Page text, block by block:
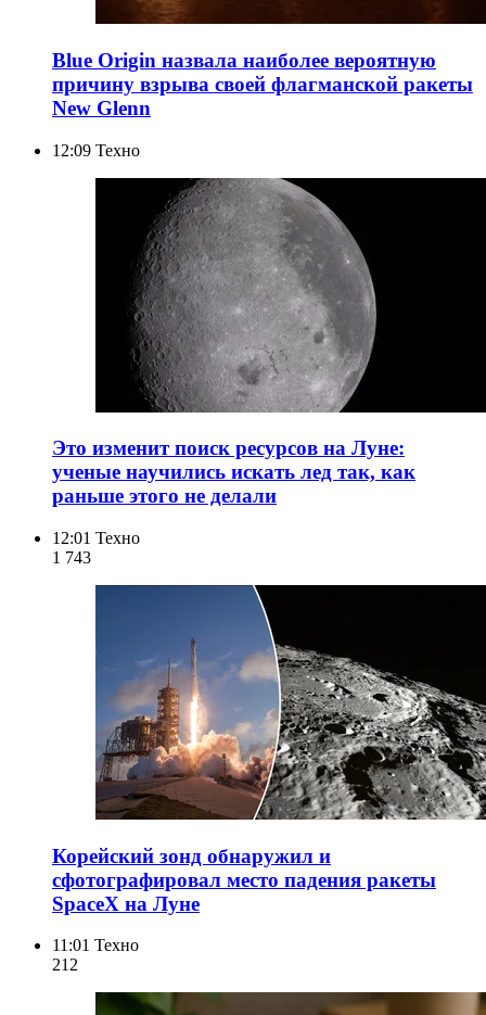
Blue Origin назвала наиболее вероятную
причину взрыва своей флагманской ракеты
New Glenn
12:09 Техно
Это изменит поиск ресурсов на Луне:
ученые научились искать лед так, как
раньше этого не делали
12:01 Техно
1 743
Корейский зонд обнаружил и
сфотографировал место падения ракеты
SpaceX на Луне
11:01 Техно
212